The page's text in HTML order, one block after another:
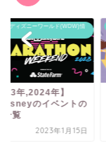
トディズニーワールド(WDW)情
年,2024年】
のイベントの
一覧
2023年1月15日